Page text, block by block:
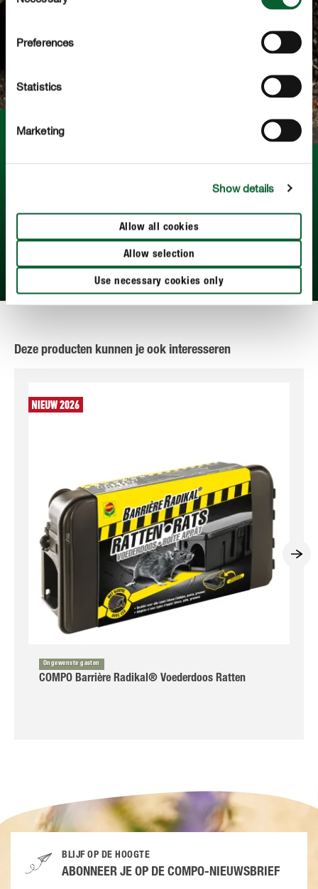
Preferences
Statistics
Marketing
Show details
Allow all cookies
Allow selection
Use necessary cookies only
Ontdek hier hoe je muizen kan herkennen, hoe ze leven
en welke verschillende middelen er bestaan om ze te
MEER LEZEN
Deze producten kunnen je ook interesseren
Ongewenste gasten
COMPO Barrière Radikal® Voederdoos Ratten
BLIJF OP DE HOOGTE
ABONNEER JE OP DE COMPO-NIEUWSBRIEF